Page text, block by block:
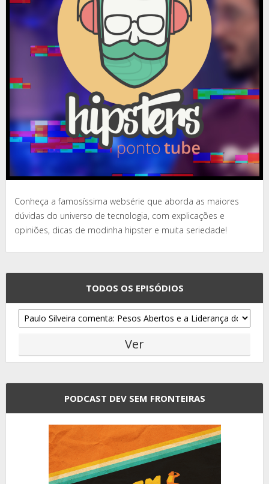
Conheça a famosíssima websérie que aborda as maiores
dúvidas do universo de tecnologia, com explicações e
opiniões, dicas de modinha hipster e muita seriedade!
TODOS OS EPISÓDIOS
PODCAST DEV SEM FRONTEIRAS